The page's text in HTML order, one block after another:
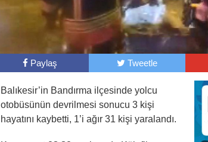
Paylaş Tweetle
Balıkesir’in Bandırma ilçesinde yolcu
otobüsünün devrilmesi sonucu 3 kişi
hayatını kaybetti, 1’i ağır 31 kişi yaralandı.